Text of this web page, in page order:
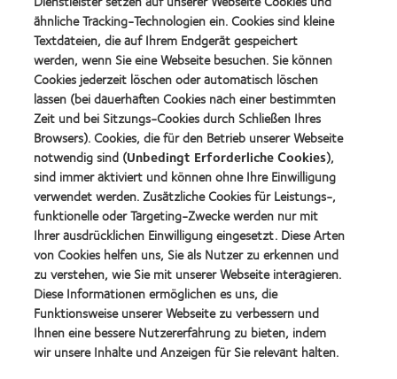
Preis
für
das
beste
Produkt
mit
MyDay™
(2013)
Learn
more
about
VDCO
Young
Förderer
Learn
more
about
Spectaris
Mitglied
Learn
more
about
2019
BCLA
Industry
Award
Winner
Learn
more
about
German
Innovation
Award'22
Unsere Produkte
Kontaktlinsentechnologie
ähnliche Tracking-Technologien ein. Cookies sind kleine
Textdateien, die auf Ihrem Endgerät gespeichert
werden, wenn Sie eine Webseite besuchen. Sie können
Cookies jederzeit löschen oder automatisch löschen
lassen (bei dauerhaften Cookies nach einer bestimmten
Zeit und bei Sitzungs-Cookies durch Schließen Ihres
Browsers). Cookies, die für den Betrieb unserer Webseite
notwendig sind (Unbedingt Erforderliche Cookies),
sind immer aktiviert und können ohne Ihre Einwilligung
verwendet werden. Zusätzliche Cookies für Leistungs-,
funktionelle oder Targeting-Zwecke werden nur mit
Ihrer ausdrücklichen Einwilligung eingesetzt. Diese Arten
von Cookies helfen uns, Sie als Nutzer zu erkennen und
zu verstehen, wie Sie mit unserer Webseite interagieren.
Diese Informationen ermöglichen es uns, die
Funktionsweise unserer Webseite zu verbessern und
Ihnen eine bessere Nutzererfahrung zu bieten, indem
wir unsere Inhalte und Anzeigen für Sie relevant halten.